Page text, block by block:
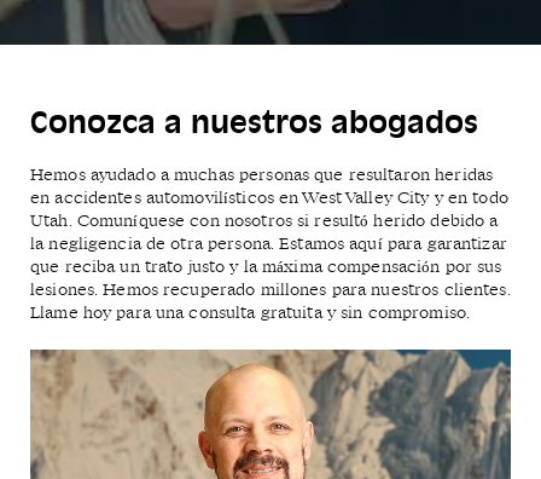
Conozca a nuestros abogados
Hemos ayudado a muchas personas que resultaron heridas
en accidentes automovilísticos en West Valley City y en todo
Utah. Comuníquese con nosotros si resultó herido debido a
la negligencia de otra persona. Estamos aquí para garantizar
que reciba un trato justo y la máxima compensación por sus
lesiones. Hemos recuperado millones para nuestros clientes.
Llame hoy para una consulta gratuita y sin compromiso.